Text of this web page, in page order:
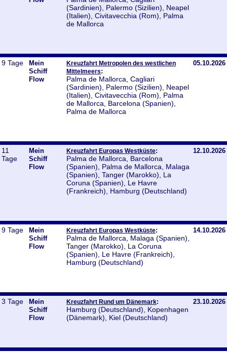
(Sardinien), Palermo (Sizilien), Neapel
(Italien), Civitavecchia (Rom), Palma
de Mallorca
9 Tage
Mein
Schiff
Flow
Kreuzfahrt Metropolen des westlichen
Mittelmeers:
Palma de Mallorca, Cagliari
(Sardinien), Palermo (Sizilien), Neapel
(Italien), Civitavecchia (Rom), Palma
de Mallorca, Barcelona (Spanien),
Palma de Mallorca
05.10.2026
11
Tage
Mein
Schiff
Flow
Kreuzfahrt Europas Westküste:
Palma de Mallorca, Barcelona
(Spanien), Palma de Mallorca, Malaga
(Spanien), Tanger (Marokko), La
Coruna (Spanien), Le Havre
(Frankreich), Hamburg (Deutschland)
12.10.2026
9 Tage
Mein
Schiff
Flow
Kreuzfahrt Europas Westküste:
Palma de Mallorca, Malaga (Spanien),
Tanger (Marokko), La Coruna
(Spanien), Le Havre (Frankreich),
Hamburg (Deutschland)
14.10.2026
3 Tage
Mein
Schiff
Flow
Kreuzfahrt Rund um Dänemark:
Hamburg (Deutschland), Kopenhagen
(Dänemark), Kiel (Deutschland)
23.10.2026